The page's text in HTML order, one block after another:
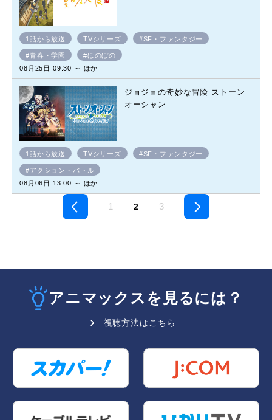
1話から放送 TVシリーズ #SF・ファンタジー
#青春・学園
#ほのぼの
08月25日 09:30 ～ ほか
ジョジョの奇妙な冒険 ストーン
オーシャン
1話から放送 TVシリーズ #SF・ファンタジー
#アクション・バトル
08月06日 13:00 ～ ほか
1 2 3
アニマックスを見るには？
視聴方法はこちら